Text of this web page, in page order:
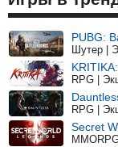
PUBG:
Шутер |
RPG |
RPG |
Secret